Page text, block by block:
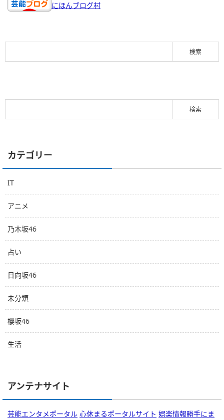
にほんブログ村
カテゴリー
IT
アニメ
乃木坂46
占い
日向坂46
未分類
櫻坂46
生活
アンテナサイト
芸能エンタメポータル 心休まるポータルサイト 娯楽情報勝手にま